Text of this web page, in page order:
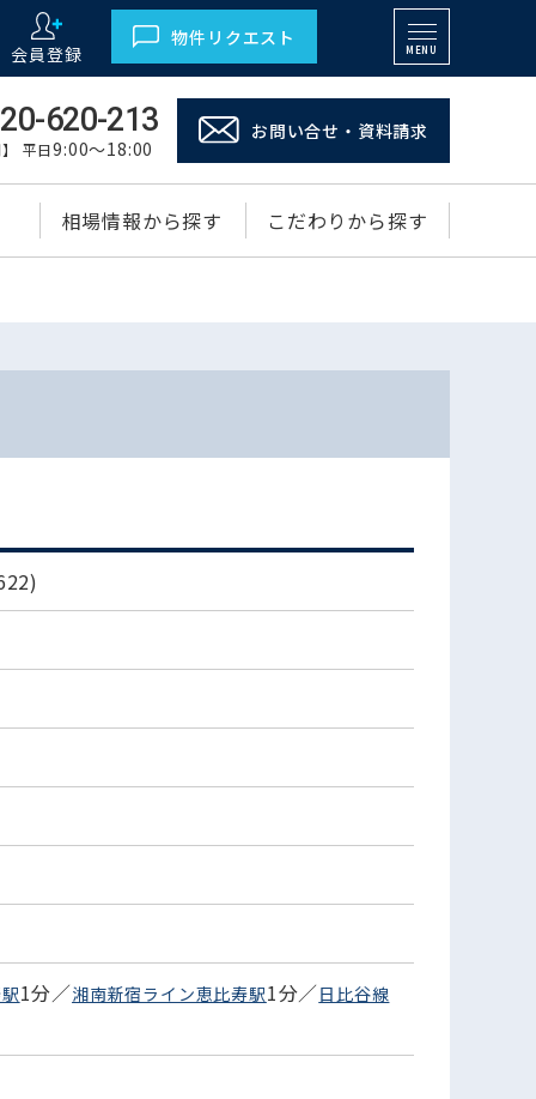
会員登録
物件リクエスト
MENU
620-213
】 平日9:00～18:00
お問い合せ・資料請求
相場情報から探す こだわりから探す
1分／湘南新宿ライン恵比寿駅1分／日比谷線